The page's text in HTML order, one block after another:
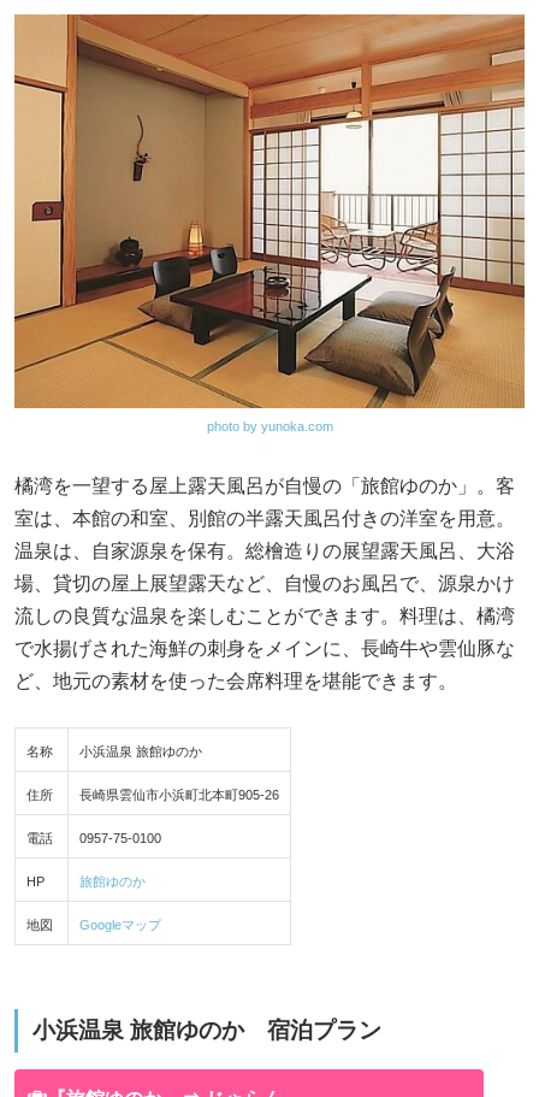
photo by yunoka.com
橘湾を一望する屋上露天風呂が自慢の「旅館ゆのか」。客
室は、本館の和室、別館の半露天風呂付きの洋室を用意。
温泉は、自家源泉を保有。総檜造りの展望露天風呂、大浴
場、貸切の屋上展望露天など、自慢のお風呂で、源泉かけ
流しの良質な温泉を楽しむことができます。料理は、橘湾
で水揚げされた海鮮の刺身をメインに、長崎牛や雲仙豚な
ど、地元の素材を使った会席料理を堪能できます。
名称 小浜温泉 旅館ゆのか
住所 長崎県雲仙市小浜町北本町905-26
電話 0957-75-0100
HP 旅館ゆのか
地図 Googleマップ
小浜温泉 旅館ゆのか 宿泊プラン